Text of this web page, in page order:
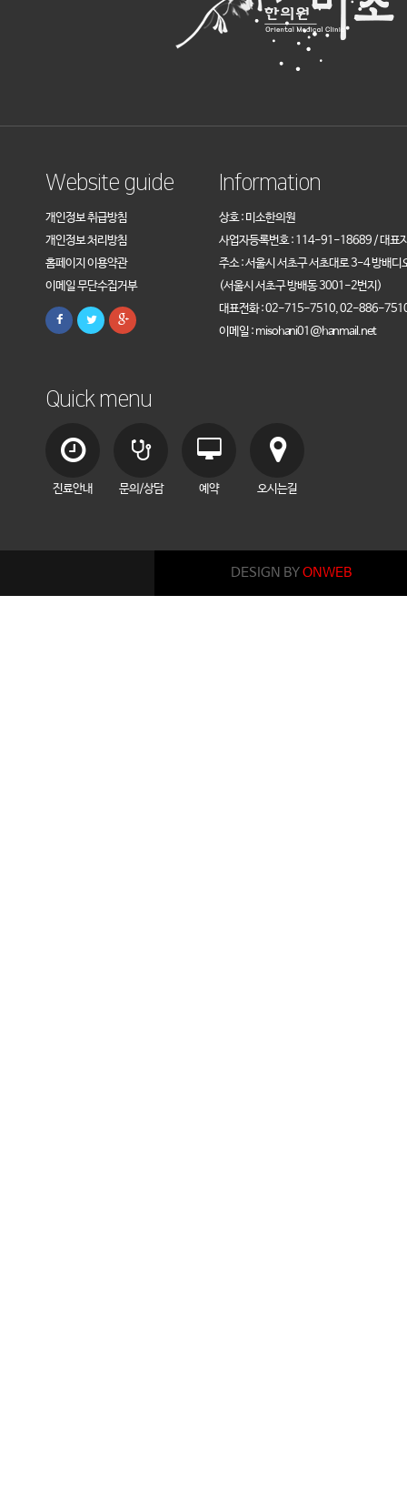
Website guide
개인정보 취급방침
개인정보 처리방침
홈페이지 이용약관
이메일 무단수집거부
Information
상호 : 미소한의원
사업자등록번호 : 114-91-18689 / 대표
주소 : 서울시 서초구 서초대로 3-4 방배
(서울시 서초구 방배동 3001-2번지)
대표전화 : 02-715-7510, 02-886-
이메일 : misohani01@hanmail.net
Quick menu
진료안내 문의/상담 예약 오시는길
DESIGN BYONWEB